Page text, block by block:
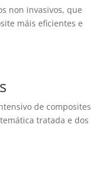
non invasivos, que
máis eficientes e
de composites
tratada e dos